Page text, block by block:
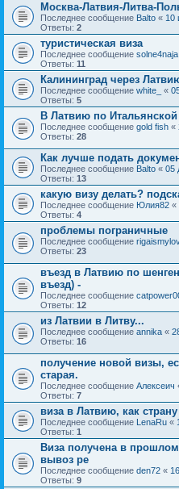
Москва-Латвия-Литва-
Последнее сообщение Balto « 10
Ответы: 2
туристическая виза
Последнее сообщение solne4naja
Ответы: 11
Калининград через
Последнее сообщение white_ «
Ответы: 5
В Латвию по Итальянской
Последнее сообщение gold fish «
Ответы: 28
Как лучше подать
Последнее сообщение Balto « 05
Ответы: 13
какую визу делать?
Последнее сообщение Юлия82 «
Ответы: 4
проблемы пограничные
Последнее сообщение
Ответы: 23
въезд в Латвию по
въезд) -
Последнее сообщение
Ответы: 12
из Латвии в Литву...
Последнее сообщение annika «
Ответы: 16
получение новой визы,
старая.
Последнее сообщение Алексеич
Ответы: 7
виза в Латвию, как
Последнее сообщение LenaRu «
Ответы: 1
Виза получена в прошлом
вывоз ре
Последнее сообщение den72 «
Ответы: 9